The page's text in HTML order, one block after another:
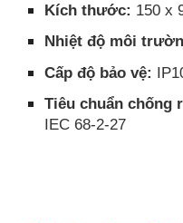
Kích thước: 150 x
Nhiệt độ môi
Cấp độ bảo vệ:
Tiêu chuẩn chống
IEC 68-2-27